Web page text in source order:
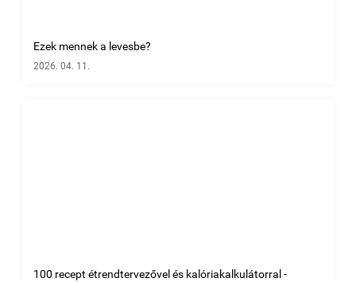
Ezek mennek a levesbe?
2026. 04. 11.
100 recept étrendtervezővel és kalóriakalkulátorral -